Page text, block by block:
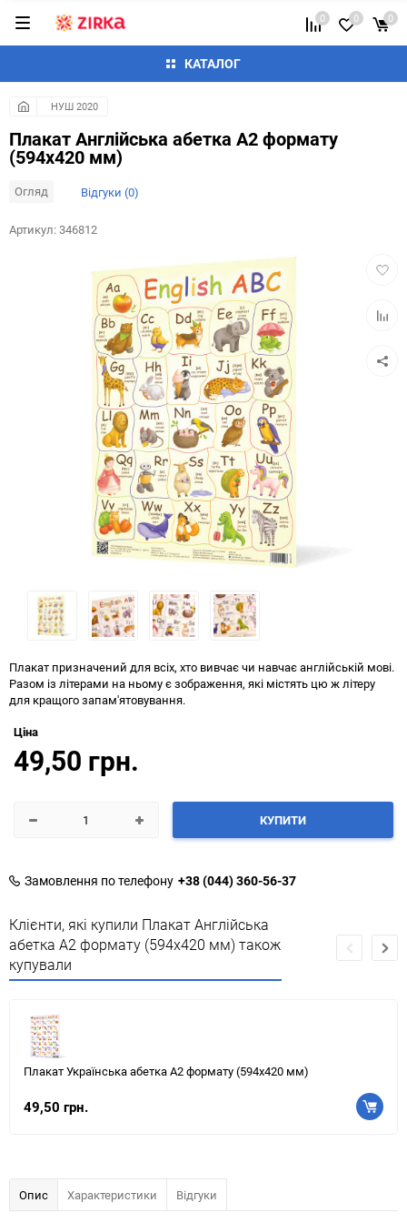
КАТАЛОГ
0 0 0
НУШ 2020
Плакат Англійська абетка А2 формату
(594х420 мм)
Огляд Відгуки (0)
до
Артикул:346812
Плакат призначений для всіх, хто вивчає чи навчає англійській мові.
Разом із літерами на ньому є зображення, які містять цю ж літеру
для кращого запам'ятовування.
Ціна
49,50 грн.
КУПИТИ
Замовлення по телефону +38 (044) 360-56-37
Клієнти, які купили Плакат Англійська
абетка А2 формату (594х420 мм) також
купували
Плакат Українська абетка А2 формату (594х420 мм)
49,50 грн.
Опис Характеристики Відгуки